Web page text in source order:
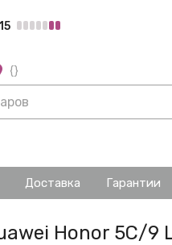
{}
Доставка Гарантии
Honor 5C/9